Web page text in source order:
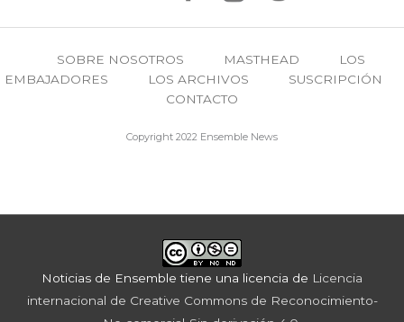
SOBRE NOSOTROS MASTHEAD
LOS
EMBAJADORES
LOS ARCHIVOS
SUSCRIPCIÓN
CONTACTO
Copyright 2022 Ensemble News
Noticias de Ensemble tiene una licencia de Licencia
internacional de Creative Commons de Reconocimiento-